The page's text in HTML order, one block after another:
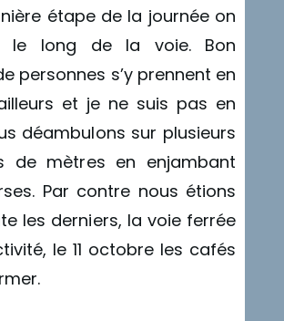
étape de la journée on
le long de la voie. Bon
personnes s’y prennent en
et je ne suis pas en
déambulons sur plusieurs
de mètres en enjambant
Par contre nous étions
les derniers, la voie ferrée
le 11 octobre les cafés